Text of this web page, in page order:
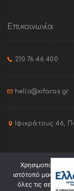
Επικοινωνία
210.76.46.400
hello@xifaras.gr
Ιφικράτους 46,
Χρησιμοποιούμε
ιστότοπό μας.
όλες τις σελίδες